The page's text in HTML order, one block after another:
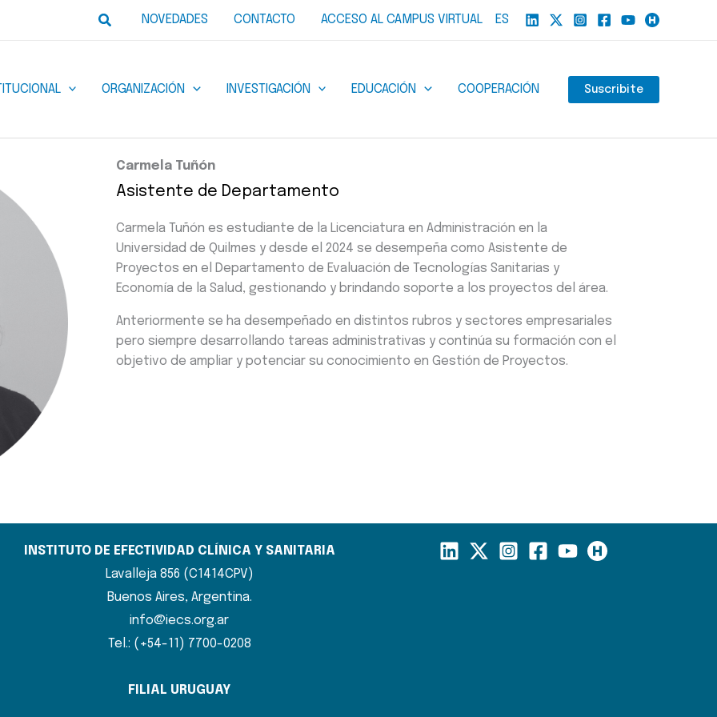
BuscarNOVEDADES CONTACTO ACCESO AL CAMPUS VIRTUAL ES
ORGANIZACIÓN INVESTIGACIÓN EDUCACIÓN COOPERACIÓN Suscribite
Carmela Tuñón
Asistente de Departamento
Carmela Tuñón es estudiante de la Licenciatura en Administración en la
Universidad de Quilmes y desde el 2024 se desempeña como Asistente de
Proyectos en el Departamento de Evaluación de Tecnologías Sanitarias y
Economía de la Salud, gestionando y brindando soporte a los proyectos del área.
Anteriormente se ha desempeñado en distintos rubros y sectores empresariales
pero siempre desarrollando tareas administrativas y continúa su formación con el
objetivo de ampliar y potenciar su conocimiento en Gestión de Proyectos.
INSTITUTO DE EFECTIVIDAD CLÍNICA Y SANITARIA
Lavalleja 856 (C1414CPV)
Buenos Aires, Argentina.
info@iecs.org.ar
Tel.: (+54-11) 7700-0208
FILIAL URUGUAY